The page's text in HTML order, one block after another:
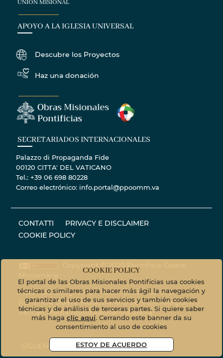
UNIÓN MISIONAL
APOYO A LA IGLESIA UNIVERSAL
Descubre los Proyectos
Haz una donación
SECRETARIADOS INTERNACIONALES
Palazzo di Propaganda Fide
00120 CITTA' DEL VATICANO
Tel.: +39 06 698 80228
Correo electrónico: info.portal@ppoomm.va
CONTATTI
PRIVACY E DISCLAIMER
COOKIE POLICY
Materiale fotografico - Tutti i diritti riservati. ©
Pontificie Opere Missionarie © Servizio fotografico
Vatican Mediaphoto.vaticanmedia.va
COOKIE POLICY
El portal de las Obras Misionales Pontificias usa cookies
técnicas o similares para hacer más ágil la navegación y
garantizar el uso de sus servicios y también cookies
técnicas y de análisis de terceras partes. Si quiere saber
más haga clic aquí. Cerrando este banner da su
consentimiento al uso de cookies
ESTOY DE ACUERDO